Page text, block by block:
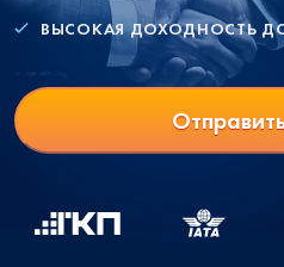
ВЫСОКАЯ ДОХОДНОСТЬ